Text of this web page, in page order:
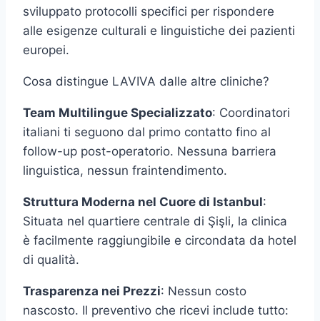
sviluppato protocolli specifici per rispondere
alle esigenze culturali e linguistiche dei pazienti
europei.
Cosa distingue LAVIVA dalle altre cliniche?
Team Multilingue Specializzato: Coordinatori
italiani ti seguono dal primo contatto fino al
follow-up post-operatorio. Nessuna barriera
linguistica, nessun fraintendimento.
Struttura Moderna nel Cuore di Istanbul:
Situata nel quartiere centrale di Şişli, la clinica
è facilmente raggiungibile e circondata da hotel
di qualità.
Trasparenza nei Prezzi: Nessun costo
nascosto. Il preventivo che ricevi include tutto: